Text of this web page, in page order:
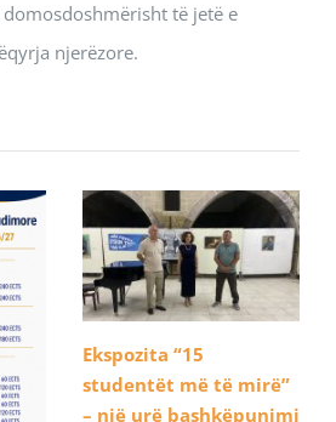
të jetë e
njerëzore.
Ekspozita “15
studentët më të mirë”
– një urë bashkëpunimi